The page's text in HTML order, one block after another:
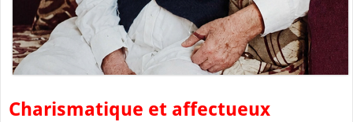
Charismatique et affectueux